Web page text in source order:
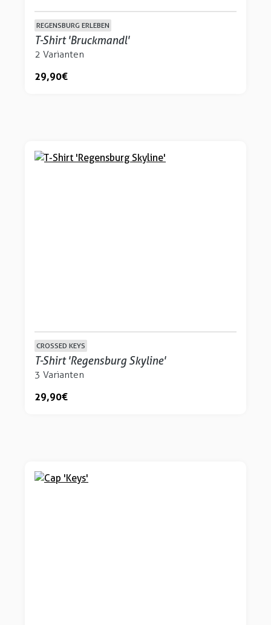
REGENSBURG ERLEBEN
T-Shirt 'Bruckmandl'
2 Varianten
29,90 €
CROSSED KEYS
T-Shirt 'Regensburg Skyline'
3 Varianten
29,90 €